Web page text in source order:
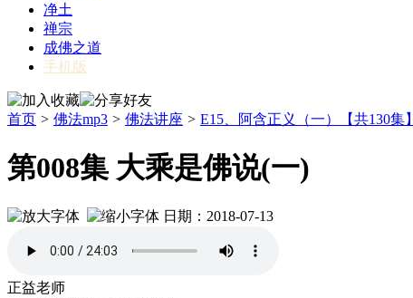
净土
禅宗
成佛之道
手机版
首页 > 佛法mp3 > 佛法讲座 > E15、阿含正义（一）【共130集】
第008集 大乘是佛说(一)
日期：2018-07-13
正益老师